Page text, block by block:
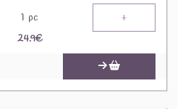
1 pc +
24.9€